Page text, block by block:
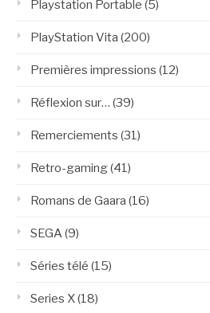
Playstation Portable (5)
PlayStation Vita (200)
Premières impressions (12)
Réflexion sur… (39)
Remerciements (31)
Retro-gaming(41)
Romans de Gaara (16)
SEGA(9)
Séries télé (15)
Series X(18)